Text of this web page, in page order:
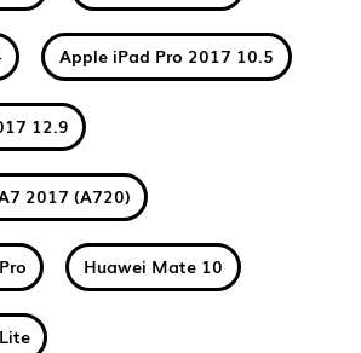
Apple iPad Pro 2017 10.5
12.9
2017 (A720)
Huawei Mate 10